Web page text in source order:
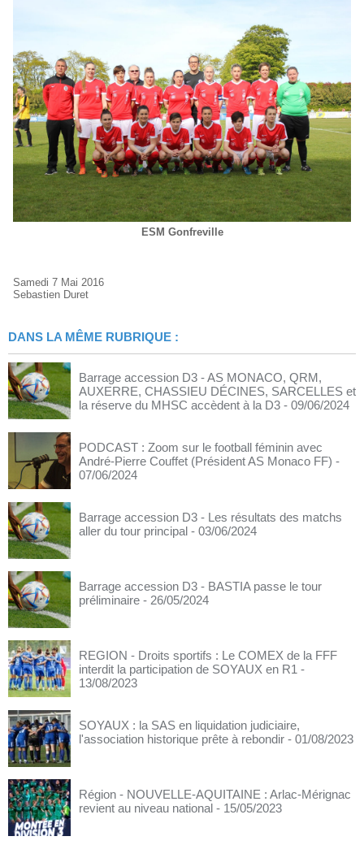
ESM Gonfreville
Samedi 7 Mai 2016
Sebastien Duret
DANS LA MÊME RUBRIQUE :
Barrage accession D3 - AS MONACO, QRM,
AUXERRE, CHASSIEU DÉCINES, SARCELLES et
la réserve du MHSC accèdent à la D3 - 09/06/2024
PODCAST : Zoom sur le football féminin avec
André-Pierre Couffet (Président AS Monaco FF) -
07/06/2024
Barrage accession D3 - Les résultats des matchs
aller du tour principal - 03/06/2024
Barrage accession D3 - BASTIA passe le tour
préliminaire - 26/05/2024
REGION - Droits sportifs : Le COMEX de la FFF
interdit la participation de SOYAUX en R1 -
13/08/2023
SOYAUX : la SAS en liquidation judiciaire,
l'association historique prête à rebondir - 01/08/2023
Région - NOUVELLE-AQUITAINE : Arlac-Mérignac
revient au niveau national - 15/05/2023